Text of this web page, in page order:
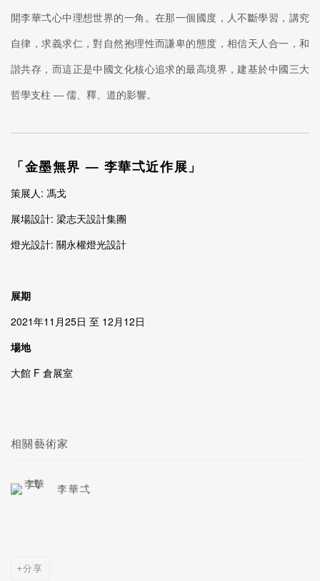
開李華弌心中理想世界的一角。在那一個國度，人不斷學習，講究
自律，求義求仁，對自然抱理性而謙卑的態度，相信天人合一，和
諧共存，而這正是中國文化核心追求的最高境界，建基於中國三大
哲學支柱 — 儒、釋、道的影響。
「金墨無界 — 李華弌近作展」
策展人: 馮戈
展場設計: 梁志天設計集團
燈光設計: 關永權燈光設計
展期
2021年11月25日 至 12月12日
場地
大館 F 倉展室
相關藝術家
李華弌
分享